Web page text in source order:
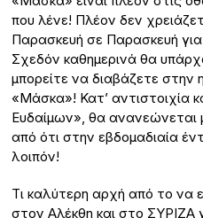
που λένε! Πλέον δεν
Παρασκευή σε Παρασκευή
Σχεδόν καθημερινά θα
μπορείτε να διαβάζετε στην
«Μάσκα»! Κατ’ αντιστοιχία
Ευδαίμων», θα ανανεώνεται
από ότι στην εβδομαδιαία
λοιπόν!
Τι καλύτερη αρχή από το να
στον Αλέκθη και στο ΣΥΡΙΖΑ